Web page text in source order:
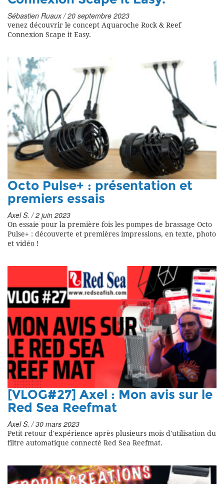
Sébastien Ruaux / 20 septembre 2023
venez découvrir le concept Aquaroche Rock & Reef
Connexion Scape it Easy.
Octo Pulse+ : présentation et
premiers essais
Axel S. / 2 juin 2023
On essaie pour la première fois les pompes de brassage Octo
Pulse+ : découverte et premières impressions, en texte, photo
et vidéo !
[VLOG#27] Axel : Mon avis sur le
Red Sea Reefmat
Axel S. / 30 mars 2023
Petit retour d'expérience après plusieurs mois d'utilisation du
filtre automatique connecté Red Sea Reefmat.